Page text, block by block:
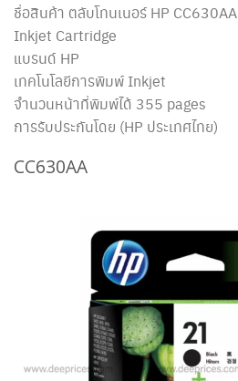
ชื่อสินค้า ตลับโทนเนอร์ HP CC630AA
Inkjet Cartridge
แบรนด์ HP
เทคโนโลยีการพิมพ์ Inkjet
จำนวนหน้าที่พิมพ์ได้ 355 pages
การรับประกันโดย (HP ประเทศไทย)
CC630AA